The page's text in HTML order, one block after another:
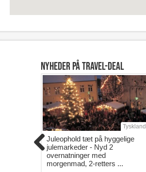
NYHEDER PÅ TRAVEL-DEAL
Tyskland
Juleophold tæt på hyggelige
julemarkeder - Nyd 2
overnatninger med
morgenmad, 2-retters ...